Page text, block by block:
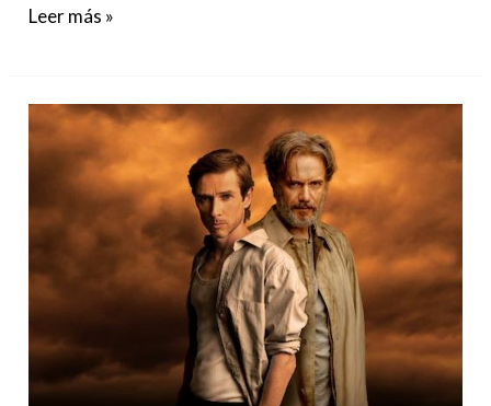
Leer más »
Llega
a
Matadero
True
Shepard